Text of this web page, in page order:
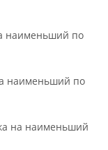
наименьший по
наименьший по
на наименьший